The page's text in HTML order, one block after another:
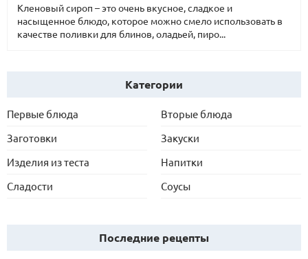
Кленовый сироп – это очень вкусное, сладкое и
насыщенное блюдо, которое можно смело использовать в
качестве поливки для блинов, оладьей, пиро...
Категории
Первые блюда
Вторые блюда
Заготовки
Закуски
Изделия из теста
Напитки
Сладости
Соусы
Последние рецепты